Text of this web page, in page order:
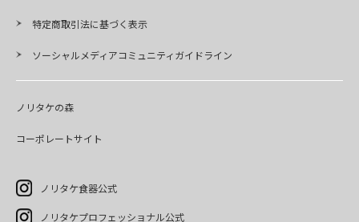
特定商取引法に基づく表示
ソーシャルメディアコミュニティガイドライン
ノリタケの森
コーポレートサイト
ノリタケ食器公式
ノリタケプロフェッショナル公式